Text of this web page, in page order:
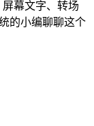
幕文字、转场
的小编聊聊这个